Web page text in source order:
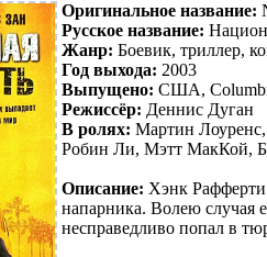
Оригинальное название:
Русское название:
Жанр: Боевик, триллер,
Год выхода: 2003
Выпущено: США,
Режиссёр: Деннис Дуган
В ролях: Мартин
Робин Ли, Мэтт МакКой,
Описание: Хэнк
напарника. Волею случая
несправедливо попал в